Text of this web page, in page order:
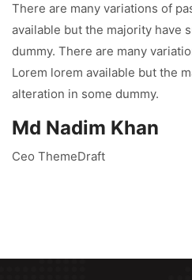
There are many variations of
available but the majority have
dummy. There are many
Lorem lorem available but the
alteration in some dummy.
Md Nadim Khan
Ceo ThemeDraft